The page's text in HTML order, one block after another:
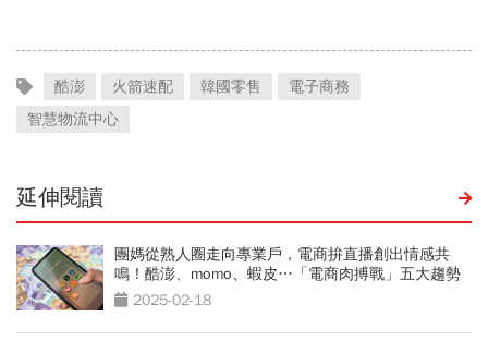
酷澎 火箭速配 韓國零售
電子商務
智慧物流中心
延伸閱讀
團媽從熟人圈走向專業戶，電商拚直播創出情感共
鳴！酷澎、momo、蝦皮…「電商肉搏戰」五大趨勢
2025-02-18